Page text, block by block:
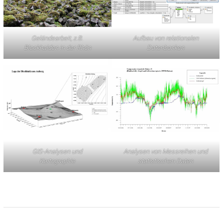
Geländearbeit, z.B.
Blockhalden in der Rhön
Aufbau von relationalen
Datenbanken
GIS-Analysen und
Kartographie
Analysen von Messreihen und
statistischen Daten